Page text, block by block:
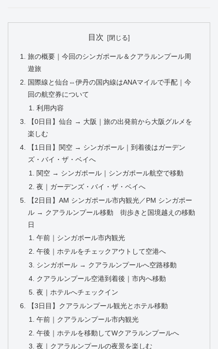
目次
旅の概要｜今回のシンガポール＆クアラルンプール周
遊旅
国際線と仙台⇔伊丹の国内線はANAマイルで手配｜今
回の航空券について
利用内容
【0日目】仙台 → 大阪｜旅の出発前から大阪グルメを
楽しむ
【1日目】関空 → シンガポール｜到着後はガーデン
ズ・バイ・ザ・ベイへ
関空 → シンガポール｜シンガポール航空で移動
夜｜ガーデンズ・バイ・ザ・ベイへ
【2日目】AM シンガポール市内観光／PM シンガポー
ル → クアラルンプール移動 街歩きと国境越えの移動
日
午前｜シンガポール市内観光
午後｜ホテルをチェックアウトして空港へ
シンガポール → クアラルンプールへ空路移動
クアラルンプール空港到着後｜市内へ移動
夜｜ホテルへチェックイン
【3日目】クアラルンプール観光とホテル移動
午前｜クアラルンプール市内観光
午後｜ホテルを移動してWクアラルンプールへ
夜｜クアラルンプールの夜景を楽しむ